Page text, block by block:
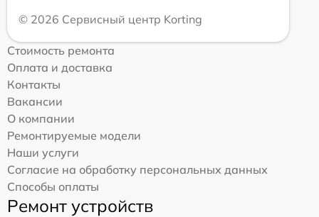
© 2026 Сервисный центр Korting
Стоимость ремонта
Оплата и доставка
Контакты
Вакансии
О компании
Ремонтируемые модели
Наши услуги
Согласие на обработку персональных данных
Способы оплаты
Ремонт устройств